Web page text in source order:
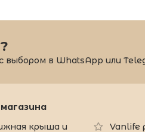
в WhatsApp или
крыша и
Vanlife